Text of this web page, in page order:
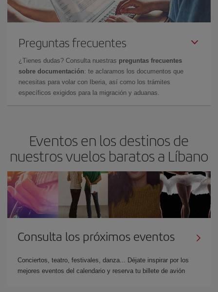
Preguntas frecuentes
¿Tienes dudas? Consulta nuestras preguntas frecuentes
sobre documentación: te aclaramos los documentos que
necesitas para volar con Iberia, así como los trámites
específicos exigidos para la migración y aduanas.
Eventos en los destinos de
nuestros vuelos baratos a Líbano
Consulta los próximos eventos
Conciertos, teatro, festivales, danza... Déjate inspirar por los
mejores eventos del calendario y reserva tu billete de avión